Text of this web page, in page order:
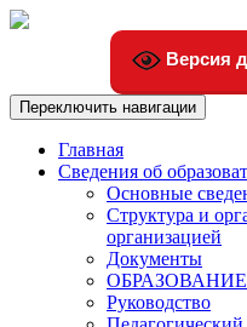
Версия
Переключить навигации
Главная
Сведения об
Основные
Структура и
организацией
Документы
ОБРАЗОВАНИЕ
Руководство